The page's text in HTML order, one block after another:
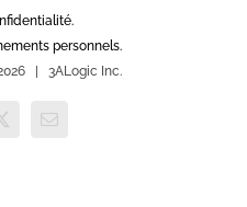
personnels.
| 3ALogic Inc.
X Email